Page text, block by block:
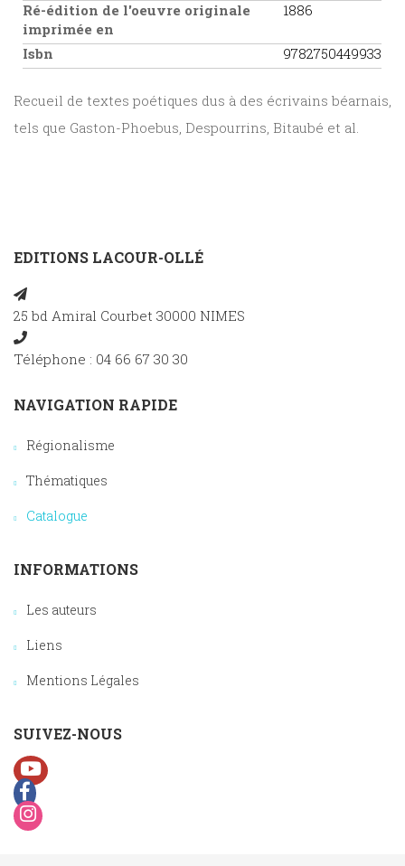
Ré-édition de l'oeuvre originale
imprimée en
1886
Isbn 9782750449933
Recueil de textes poétiques dus à des écrivains béarnais,
tels que Gaston-Phoebus, Despourrins, Bitaubé et al.
EDITIONS LACOUR-OLLÉ
25 bd Amiral Courbet 30000 NIMES
Téléphone : 04 66 67 30 30
NAVIGATION RAPIDE
Régionalisme
Thématiques
Catalogue
INFORMATIONS
Les auteurs
Liens
Mentions Légales
SUIVEZ-NOUS